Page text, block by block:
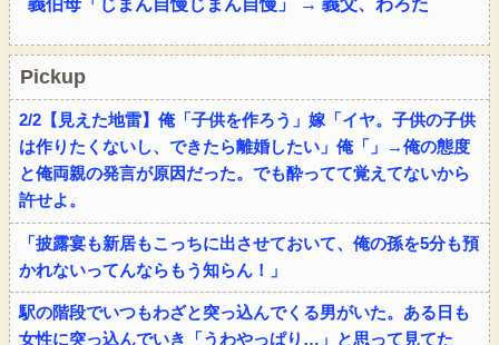
義伯母「じまん自慢じまん自慢」 → 義父、わろた
Pickup
2/2【見えた地雷】俺「子供を作ろう」嫁「イヤ。子供の子供
は作りたくないし、できたら離婚したい」俺「」→俺の態度
と俺両親の発言が原因だった。でも酔ってて覚えてないから
許せよ。
「披露宴も新居もこっちに出させておいて、俺の孫を5分も預
かれないってんならもう知らん！」
駅の階段でいつもわざと突っ込んでくる男がいた。ある日も
女性に突っ込んでいき「うわやっぱり…」と思って見てた